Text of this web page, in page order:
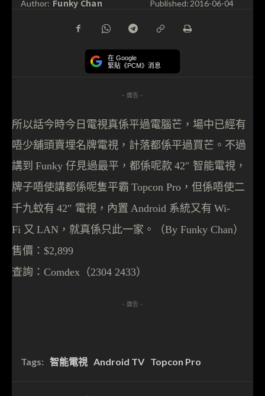
Author: Funky Chan Published:2016-06-04
在 Google
緊貼《PCM》消息
- 廣告 -
所以話今時今日電視真係平過電腦芒，場中已經有
唔少舖頭賣埋名牌電視，計落都係平過買芒。不過
講到 Funky 仔見過最平，都係呢款 42″ 智能電視，
牌子唔使講都係呢隻平霸 Topcon Pro ，但係唔使二
千九蚊有 42″ 電視，內置 Android 系統又有 Wi-
Fi 又 LAN ，就真係只此一家。 （By Funky Chan）
售價： $2,899
查詢： Comdex（2304 2433）
- 廣告 -
Tags: 智能電視 Android TV Topcon Pro